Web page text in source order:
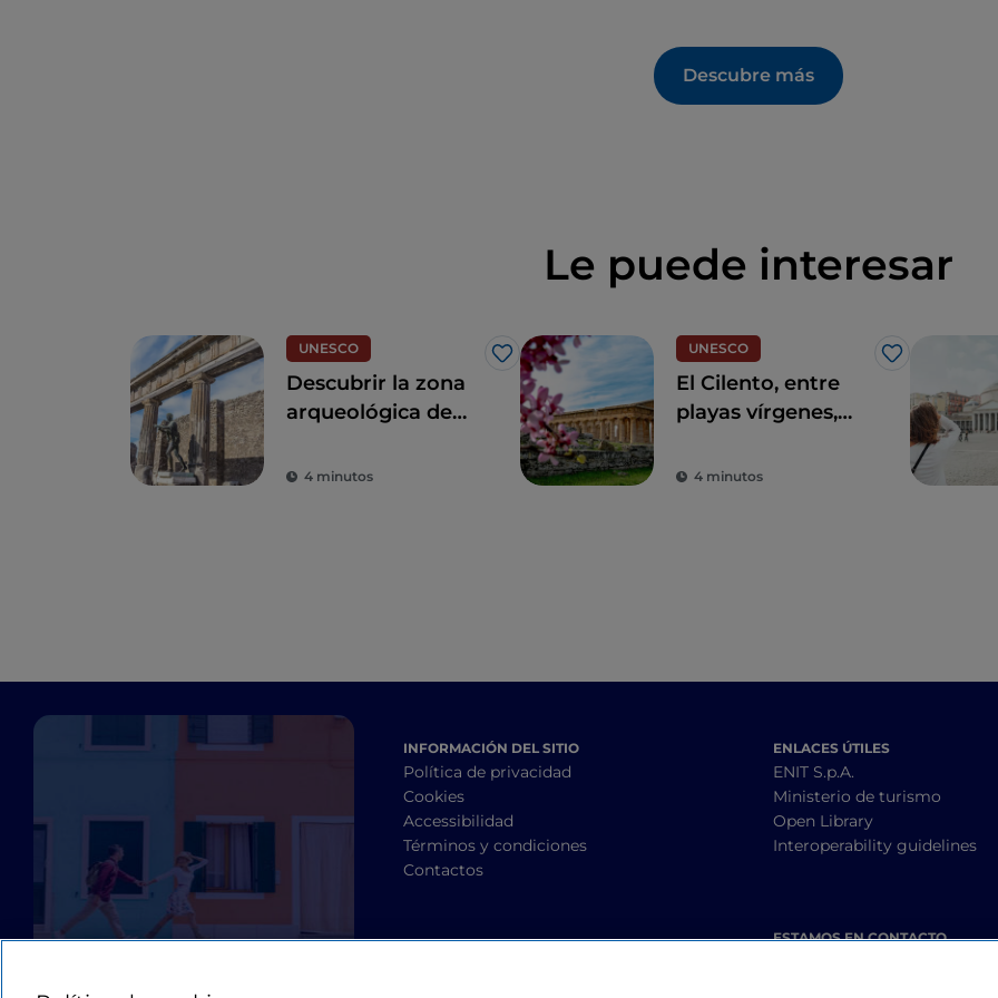
Descubre más
Le puede interesar
UNESCO
Me gusta
Descubrir la zona
arqueológica de
Herculano, y Torre
4 minutos
UNESCO
Me gusta
El Cilento, entre
playas vírgenes,
pueblos
4 minutos
INFORMACIÓN DEL SITIO
Política de privacidad
Cookies
Accessibilidad
Términos y condiciones
Contactos
ENLACES ÚTILES
ENIT S.p.A.
Ministerio de turismo
Open Library
Interoperability guidelines
ESTAMOS EN CONTACTO